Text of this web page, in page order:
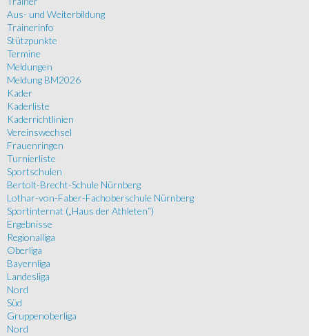
Aus- und Weiterbildung
Trainerinfo
Stützpunkte
Termine
Meldungen
Meldung BM2026
Kader
Kaderliste
Kaderrichtlinien
Vereinswechsel
Frauenringen
Turnierliste
Sportschulen
Bertolt-Brecht-Schule Nürnberg
Lothar-von-Faber-Fachoberschule Nürnberg
Sportinternat („Haus der Athleten“)
Ergebnisse
Regionalliga
Oberliga
Bayernliga
Landesliga
Nord
Süd
Gruppenoberliga
Nord